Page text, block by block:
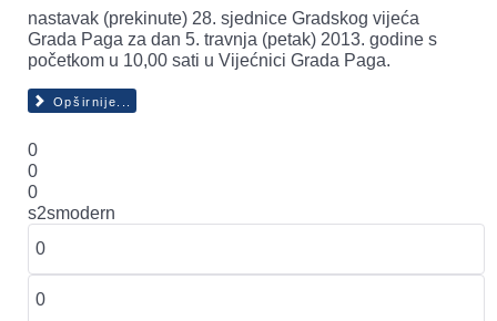
nastavak (prekinute) 28. sjednice Gradskog vijeća
Grada Paga za dan 5. travnja (petak) 2013. godine s
početkom u 10,00 sati u Vijećnici Grada Paga.
Opširnije...
0
0
0
s2smodern